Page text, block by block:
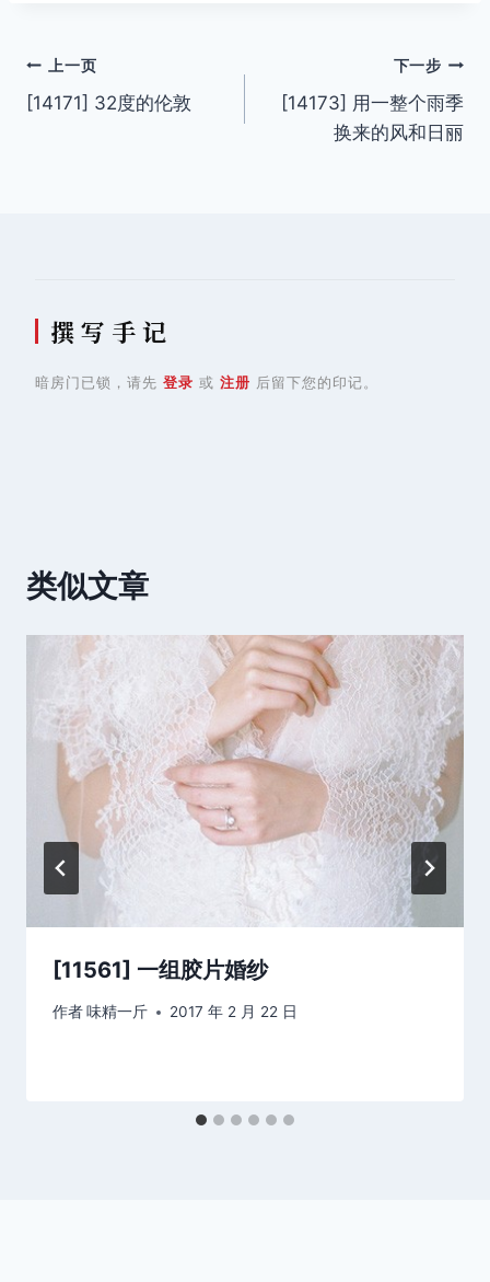
文
章
上一页
[14171] 32度的伦敦
下一步
[14173] 用一整个雨季
换来的风和日丽
撰 写 手 记
暗房门已锁，请先 登录 或 注册 后留下您的印记。
类似文章
[11561] 一组胶片婚纱
作者味精一斤 2017 年 2 月 22 日